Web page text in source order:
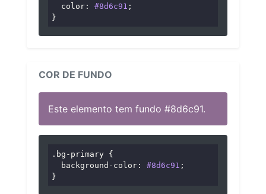
color : #8d6c91 ;
}
COR DE FUNDO
Este elemento tem fundo #8d6c91.
.bg-primary {
background-color : #8d6c91 ;
}